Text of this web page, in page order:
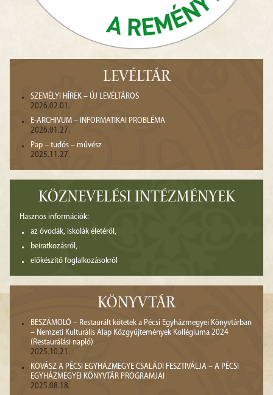
LEVÉLTÁR
SZEMÉLYI HÍREK – ÚJ LEVÉLTÁROS
2026.02.01.
E-ARCHIVUM – INFORMATIKAI PROBLÉMA
2026.01.27.
Pap – tudós – művész
2025.11.27.
KÖZNEVELÉSI INTÉZMÉNYEK
Hasznos információk:
az óvodák, iskolák életéről,
beiratkozásról,
előkészítő foglalkozásokról
KÖNYVTÁR
BESZÁMOLÓ – Restaurált kötetek a Pécsi Egyházmegyei Könyvtárban
– Nemzeti Kulturális Alap Közgyűjtemények Kollégiuma 2024
(Restaurálási napló)
2025.10.21.
KOVÁSZ A PÉCSI EGYHÁZMEGYE CSALÁDI FESZTIVÁLJA – A PÉCSI
EGYHÁZMEGYEI KÖNYVTÁR PROGRAMJAI
2025.08.18.